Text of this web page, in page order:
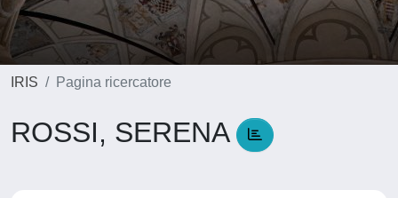
IRIS Pagina ricercatore
ROSSI, SERENA